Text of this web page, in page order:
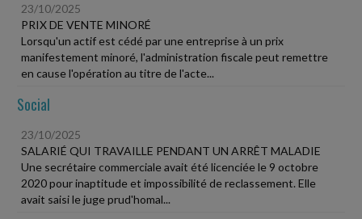
23/10/2025
PRIX DE VENTE MINORÉ
Lorsqu'un actif est cédé par une entreprise à un prix
manifestement minoré, l'administration fiscale peut remettre
en cause l'opération au titre de l'acte...
Social
23/10/2025
SALARIÉ QUI TRAVAILLE PENDANT UN ARRÊT MALADIE
Une secrétaire commerciale avait été licenciée le 9 octobre
2020 pour inaptitude et impossibilité de reclassement. Elle
avait saisi le juge prud'homal...